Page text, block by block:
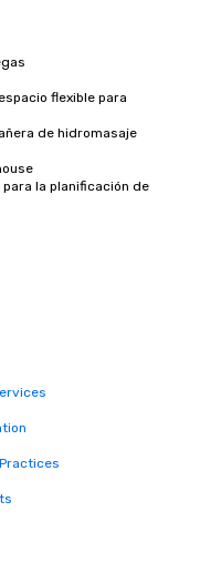
flexible para
de hidromasaje
la planificación de